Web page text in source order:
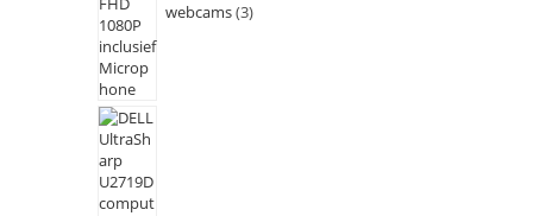
webcams 3